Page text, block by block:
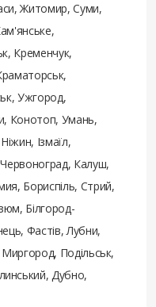
Житомир, Суми,
Кременчук,
Ужгород,
Конотоп, Умань,
Ізмаїл,
Калуш,
Бориспіль, Стрий,
Білгород-
Фастів, Лубни,
Подільськ,
Дубно,